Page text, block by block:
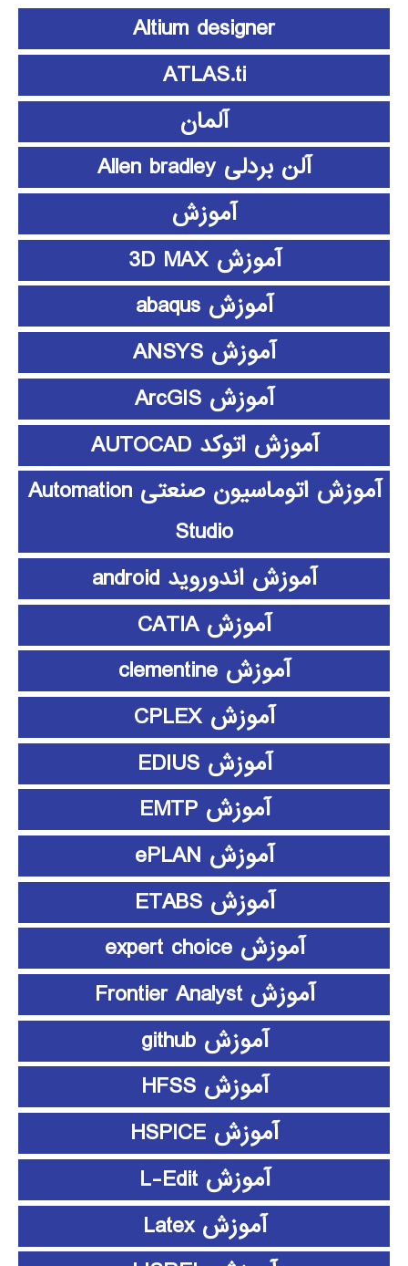
Altium designer
ATLAS.ti
آلمان
آلن بردلی Allen bradley
آموزش
آموزش 3D MAX
آموزش abaqus
آموزش ANSYS
آموزش ArcGIS
آموزش اتوکد AUTOCAD
آموزش اتوماسیون صنعتی Automation
Studio
آموزش اندوروید android
آموزش CATIA
آموزش clementine
آموزش CPLEX
آموزش EDIUS
آموزش EMTP
آموزش ePLAN
آموزش ETABS
آموزش expert choice
آموزش Frontier Analyst
آموزش github
آموزش HFSS
آموزش HSPICE
آموزش L-Edit
آموزش Latex